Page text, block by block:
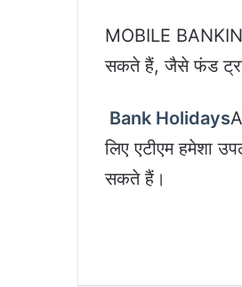
MOBILE
सकते हैं, जैसे फंड
Bank Holidays
लिए एटीएम हमेशा
सकते हैं।